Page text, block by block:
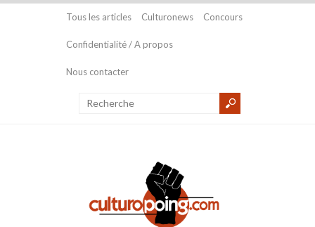
Tous les articles Culturonews Concours
Confidentialité / A propos
Nous contacter